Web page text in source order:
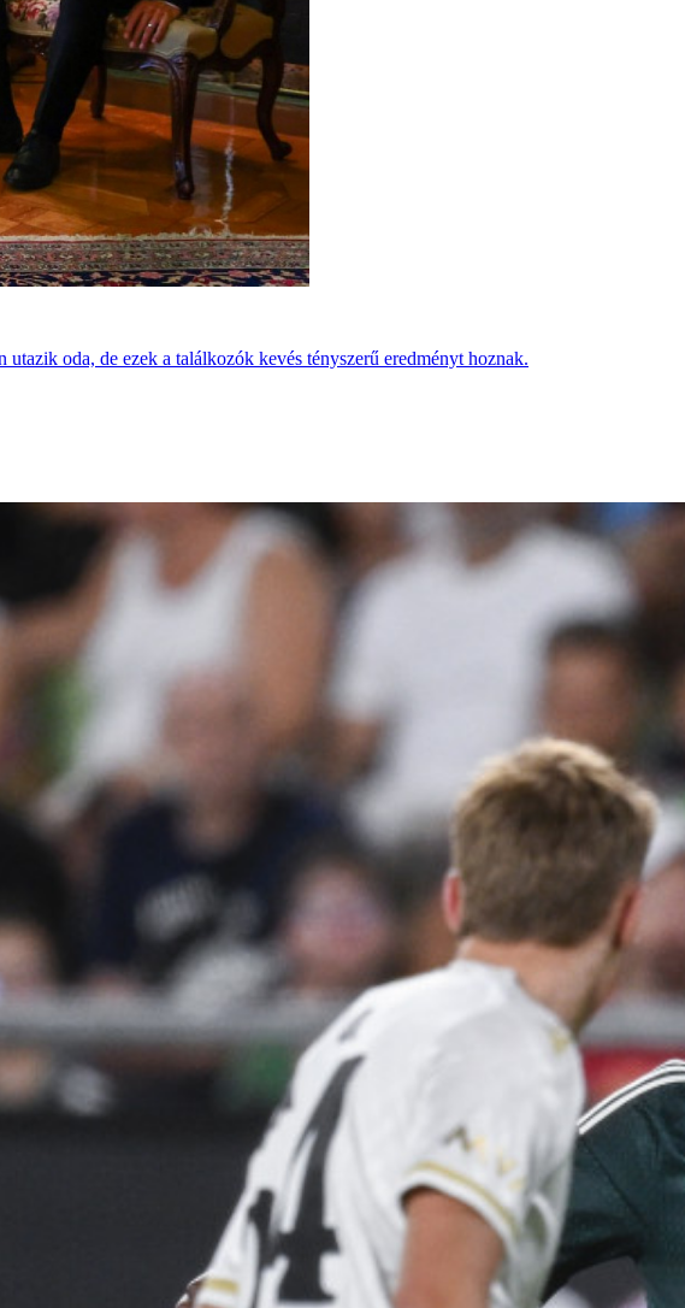
oda, de ezek a találkozók kevés tényszerű eredményt hoznak.